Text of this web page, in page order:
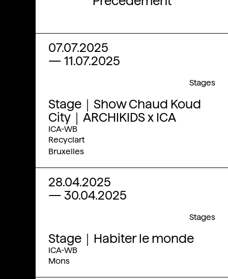
07.07.2025
— 11.07.2025
Stage｜Show Chaud Koud
City｜ARCHIKIDS x ICA
Stages
ICA-WB
Recyclart
Bruxelles
28.04.2025
— 30.04.2025
Stage｜Habiter le monde
Stages
ICA-WB
Mons